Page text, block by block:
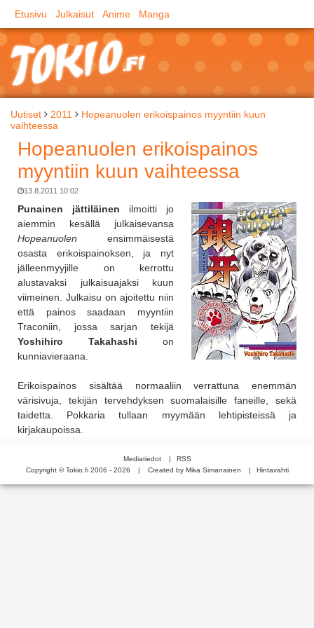
Etusivu Julkaisut Anime Manga
Uutiset 2011
Hopeanuolen erikoispainos myyntiin kuun
vaihteessa
Hopeanuolen erikoispainos
myyntiin kuun vaihteessa
13.8.2011 10:02
Punainen jättiläinen ilmoitti jo
aiemmin kesällä julkaisevansa
Hopeanuolen ensimmäisestä
osasta erikoispainoksen, ja nyt
jälleenmyyjille on kerrottu
alustavaksi julkaisuajaksi kuun
viimeinen. Julkaisu on ajoitettu niin
että painos saadaan myyntiin
Traconiin, jossa sarjan tekijä
Yoshihiro Takahashi on
kunniavieraana.
Erikoispainos sisältää normaaliin verrattuna enemmän
värisivuja, tekijän tervehdyksen suomalaisille faneille, sekä
taidetta. Pokkaria tullaan myymään lehtipisteissä ja
kirjakaupoissa.
Mediatiedot |
RSS
Copyright © Tokio.fi 2006 - 2026
| Created by Mika Simanainen | Hintavahti